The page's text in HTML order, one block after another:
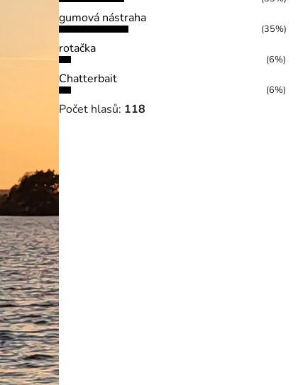
gumová nástraha
(35%)
rotačka
(6%)
Chatterbait
(6%)
Počet hlasů: 118